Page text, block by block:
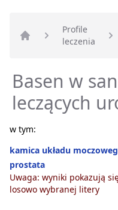
Strona główna
Profile
leczenia
Basen w
leczących
w tym:
kamica układu
prostata
Uwaga: wyniki pokazują
losowo wybranej litery